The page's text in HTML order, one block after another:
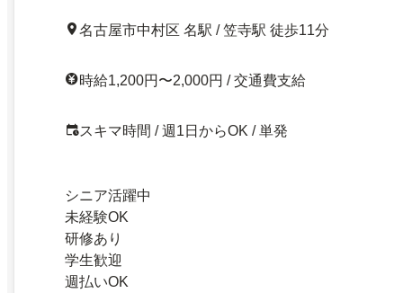
名古屋市中村区 名駅 / 笠寺駅 徒歩11分
時給1,200円〜2,000円 / 交通費支給
スキマ時間 / 週1日からOK / 単発
シニア活躍中
未経験OK
研修あり
学生歓迎
週払いOK